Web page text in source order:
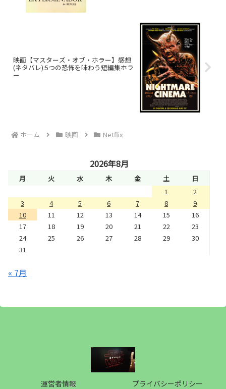
映画【マスターズ・オブ・ホラー】感想
(ネタバレ):5つの恐怖を味わう短編集ホラ
ー
ホーム 映画 Netflix
2026年8月
月 火 水 木 金 土
日
1
2
3
4 5 6 7 8
9
10
11 12 13 14 15
16
17
18 19 20 21 22
23
24
25 26 27 28 29
30
31
« 7月
運営者情報 プライバシーポリシー